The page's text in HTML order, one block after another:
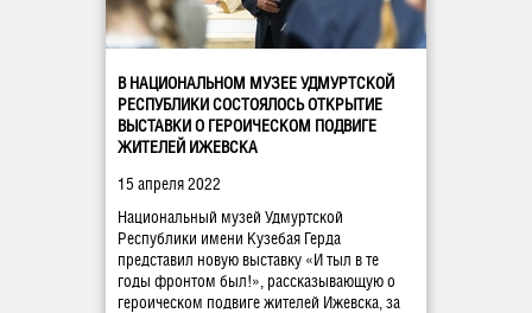
В НАЦИОНАЛЬНОМ МУЗЕЕ УДМУРТСКОЙ
РЕСПУБЛИКИ СОСТОЯЛОСЬ ОТКРЫТИЕ
ВЫСТАВКИ О ГЕРОИЧЕСКОМ ПОДВИГЕ
ЖИТЕЛЕЙ ИЖЕВСКА
15 апреля 2022
Национальный музей Удмуртской
Республики имени Кузебая Герда
представил новую выставку «И тыл в те
годы фронтом был!», рассказывающую о
героическом подвиге жителей Ижевска, за